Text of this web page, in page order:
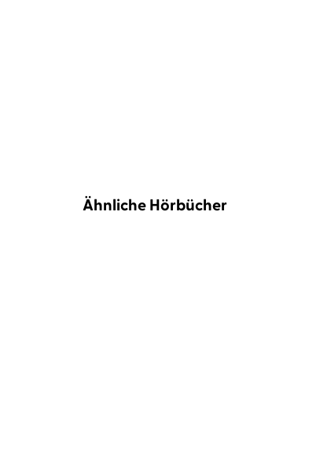
Ähnliche Hörbücher